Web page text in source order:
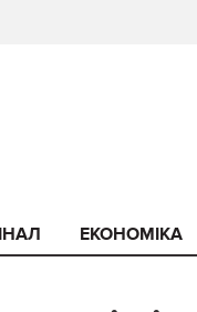
ЕКОНОМІКА